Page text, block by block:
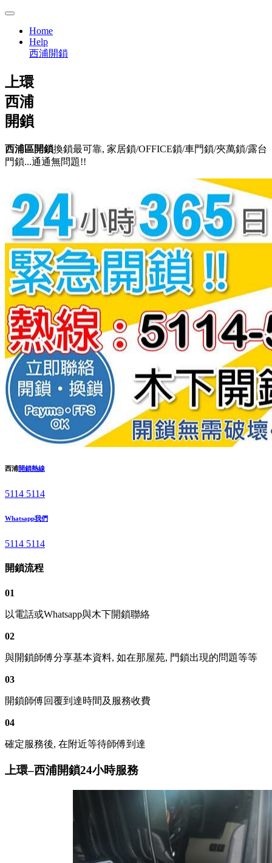
Home
Help
西浦開鎖
上環
西浦
開鎖
西浦區開鎖換鎖最可靠, 家居鎖/OFFICE鎖/車門鎖/夾萬鎖/露台
門鎖...通通無問題!!
西浦開鎖熱線
5114 5114
Whatsapp我們
5114 5114
開鎖流程
01
以電話或Whatsapp與木下開鎖聯絡
02
與開鎖師傅分享基本資料, 如在那屋苑, 門鎖出現的問題等等
03
開鎖師傅回覆到達時間及服務收費
04
確定服務後, 在附近等待師傅到達
上環–西浦開鎖24小時服務